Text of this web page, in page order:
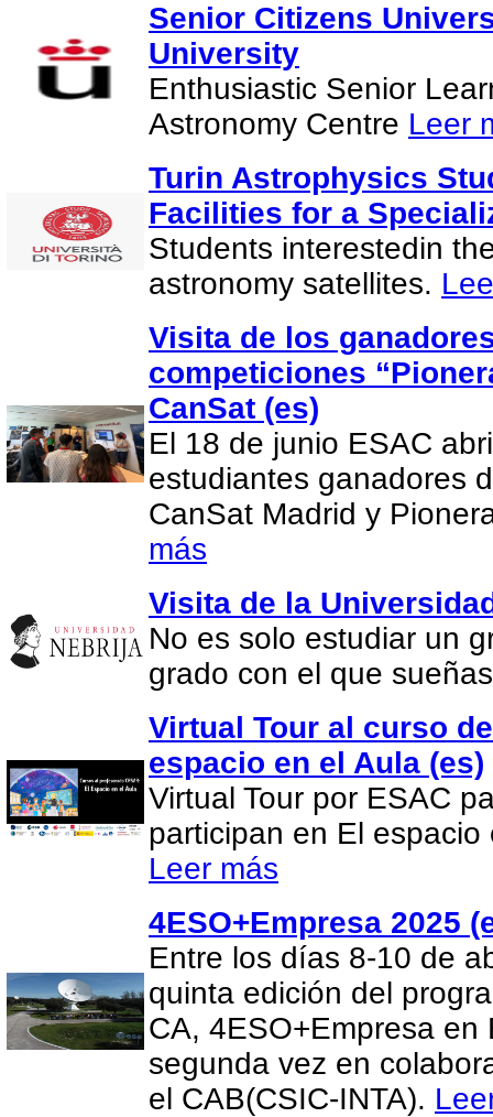
Senior Citizens
University
Enthusiastic Senior
Astronomy Centre Leer
Turin Astrophysics
Facilities for a
Students interestedin
astronomy satellites.
Visita de los
competiciones
CanSat (es)
El 18 de junio ESAC
estudiantes ganadores
CanSat Madrid y
más
Visita de la
No es solo estudiar un
grado con el que
Virtual Tour al curso
espacio en el Aula (es)
Virtual Tour por ESAC
participan en El espacio
Leer más
4ESO+Empresa 2025
Entre los días 8-10 de
quinta edición del
CA, 4ESO+Empresa en
segunda vez en
el CAB(CSIC-INTA).